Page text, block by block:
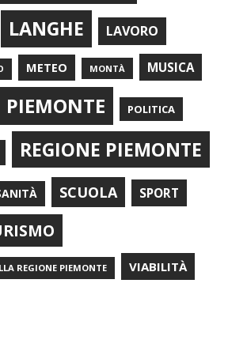
LANGHE LAVORO
METEO MONTÀ MUSICA
PIEMONTE POLITICA
REGIONE PIEMONTE
SCUOLA SPORT
REGIONE PIEMONTE VIABILITÀ